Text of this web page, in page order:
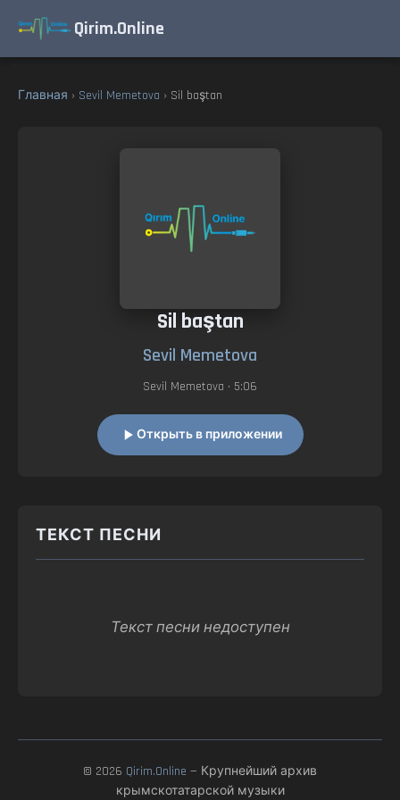
Qirim.Online
Главная › Sevil Memetova › Sil baştan
Sil baştan
Sevil Memetova
Sevil Memetova • 5:06
Открыть в приложении
ТЕКСТ ПЕСНИ
Текст песни недоступен
© 2026 Qirim.Online — Крупнейший архив
крымскотатарской музыки